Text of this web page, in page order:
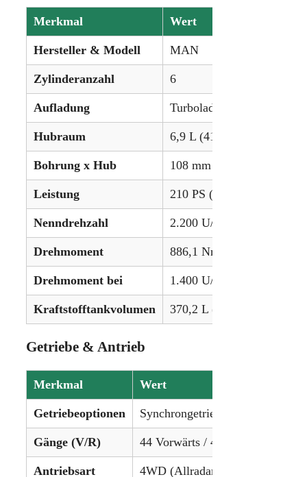
Merkmal Wert
Hersteller & Modell MAN
Zylinderanzahl 6
Aufladung Turbolader
Hubraum 6,9 L (419,21 in³)
Bohrung x Hub 108 mm × 125 mm (4,25
Leistung 210 PS (156,6 kW)
Nenndrehzahl 2.200 U/min
Drehmoment 886,1 Nm (653,5 lb-ft)
Drehmoment bei 1.400 U/min
Kraftstofftankvolumen 370,2 L (97,8 gal)
Getriebe & Antrieb
Merkmal Wert
Getriebeoptionen Synchrongetriebe
Gänge (V/R) 44 Vorwärts / 44 Rückwärts
Antriebsart 4WD (Allradantrieb)